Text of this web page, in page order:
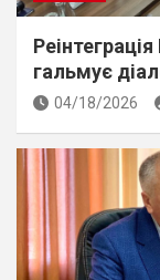
гальмує
04/18/2026